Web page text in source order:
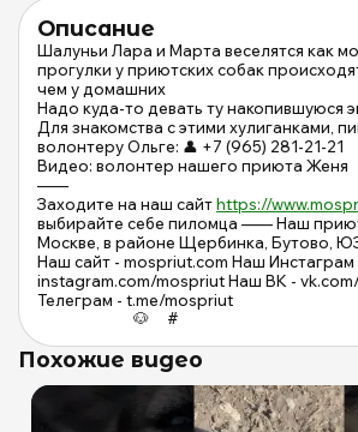
Описание
Шалуньи Лара и Марта веселятся как
прогулки у приютских собак
чем у домашних
Надо куда-то девать ту накопившуюся
Для знакомства с этими хулиганками,
волонтеру Ольге: 👤 +7 (965) 281-21-21
Видео: волонтер нашего приюта Женя
——
Заходите на наш сайтhttps://
выбирайте себе пиломца —— Наш
Москве, в районе Щербинка, Бутово,
Наш сайт - mospriut.com Наш Инстаграм
instagram.com/mospriut Наш ВК -
Телеграм - t.me/mospriut
          🐶  #
Похожие видео